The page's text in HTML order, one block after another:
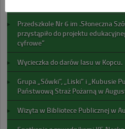
Przedszkole Nr 6 im .Słoneczna
przystąpiło do projektu
cyfrowe”
Wycieczka do darów lasu w Kopcu.
Grupa „Sówki”, „Liski” i „Kubusie
Państwową Straż Pożarną w
Wizyta w Bibliotece Publicznej w